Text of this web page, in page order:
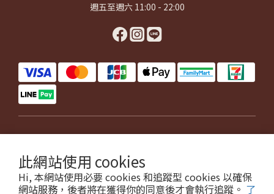
此網站使用 cookies
Hi, 本網站使用必要 cookies 和追蹤型 cookies 以確保
網站服務，後者將在獲得你的同意後才會執行追蹤。 了
週五至週六 11:00 - 22:00